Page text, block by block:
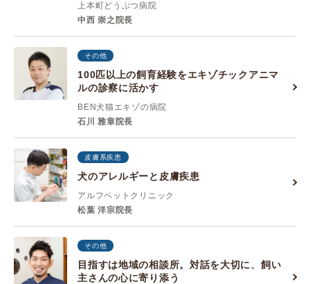
上本町どうぶつ病院
中西 崇之院長
その他
100匹以上の飼育経験をエキゾチックアニマ
ルの診察に活かす
BEN犬猫エキゾの病院
石川 雅章院長
皮膚系疾患
犬のアレルギーと皮膚疾患
アルフペットクリニック
松葉 洋宗院長
その他
目指すは地域の相談所。対話を大切に、飼い
主さんの心に寄り添う